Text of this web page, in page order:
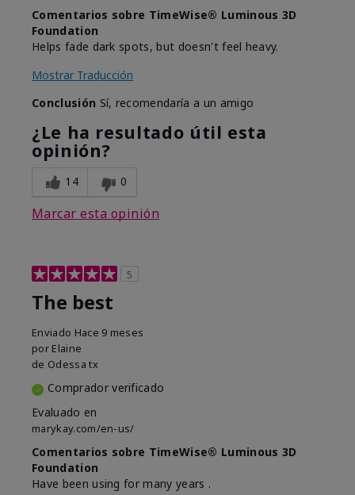
Comentarios sobre TimeWise® Luminous 3D
Foundation
Helps fade dark spots, but doesn't feel heavy.
Mostrar Traducción
Conclusión Sí, recomendaría a un amigo
¿Le ha resultado útil esta
opinión?
14 0
Marcar esta opinión
5
The best
Enviado Hace 9 meses
por Elaine
de Odessa tx
Comprador verificado
Evaluado en
marykay.com/en-us/
Comentarios sobre TimeWise® Luminous 3D
Foundation
Have been using for many years .